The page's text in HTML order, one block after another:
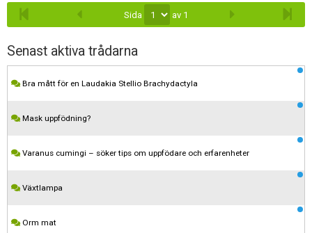
Sida av 1
Senast aktiva trådarna
Bra mått för en Laudakia Stellio Brachydactyla
Mask uppfödning?
Varanus cumingi – söker tips om uppfödare och erfarenheter
Växtlampa
Orm mat